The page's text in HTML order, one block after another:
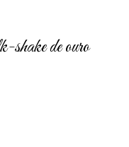
shake de ouro